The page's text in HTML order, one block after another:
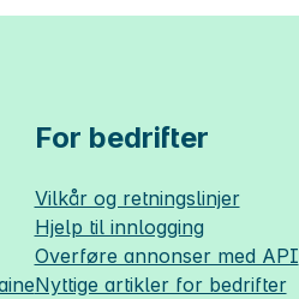
For bedrifter
Vilkår og retningslinjer
Hjelp til innlogging
Overføre annonser med API
Nyttige artikler for bedrifter